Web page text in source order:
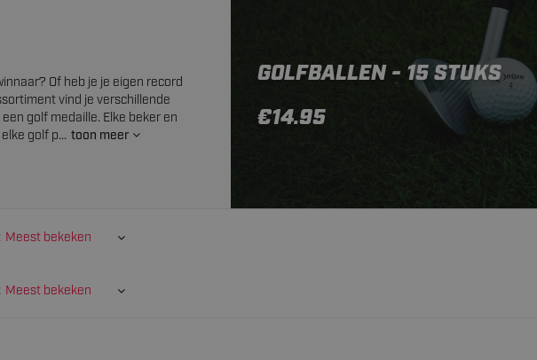
Of heb je je eigen record
vind je verschillende
golf medaille. Elke beker en
golf p... toon meer
GOLFBALLEN - 15 STUKS
€14.95
Meest bekeken
Meest bekeken